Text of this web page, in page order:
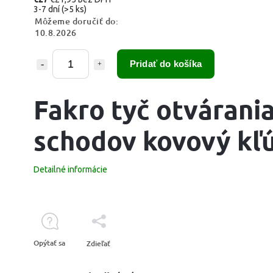
3-7 dní(>5 ks)
Môžeme doručiť do:
10.8.2026
Pridať do košíka
Fakro tyč
schodov kovový
Detailné informácie
Opýtať sa Zdieľať